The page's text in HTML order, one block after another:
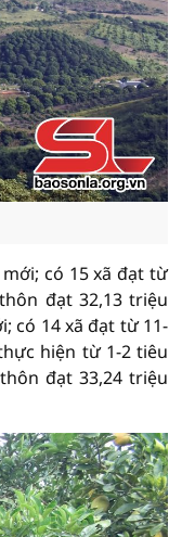
có 15 xã đạt từ
đạt 32,13 triệu
có 14 xã đạt từ 11-
hiện từ 1-2 tiêu
đạt 33,24 triệu